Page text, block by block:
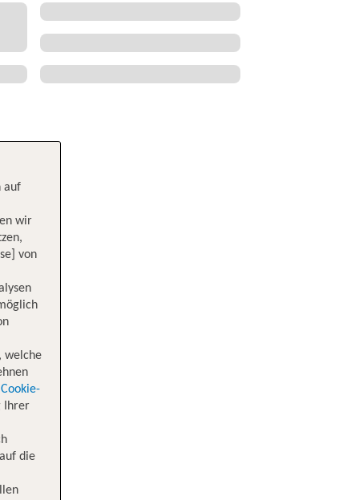
auf
wir
von
welche
Cookie-
Ihrer
die